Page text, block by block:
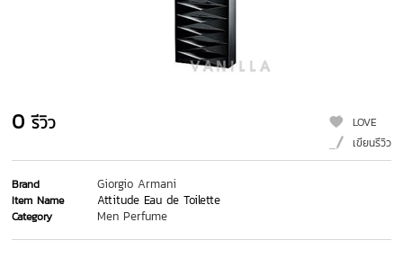
0 รีวิว
LOVE
เขียนรีวิว
Brand Giorgio Armani
Item Name Attitude Eau de Toilette
Category Men Perfume